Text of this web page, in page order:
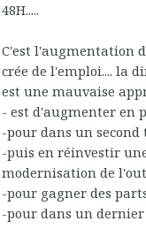
48H.....
C'est l'augmentation
crée de l'emploi.... la
est une mauvaise
- est d'augmenter en
-pour dans un second
-puis en réinvestir
modernisation de
-pour gagner des
-pour dans un dernier